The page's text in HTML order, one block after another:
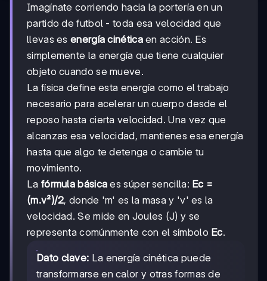
Imagínate corriendo hacia la portería en un
partido de futbol - toda esa velocidad que
llevas es energía cinéticaen acción. Es
simplemente la energía que tiene cualquier
objeto cuando se mueve.
La física define esta energía como el trabajo
necesario para acelerar un cuerpo desde el
reposo hasta cierta velocidad. Una vez que
alcanzas esa velocidad, mantienes esa energía
hasta que algo te detenga o cambie tu
movimiento.
La fórmula básica es súper sencilla: Ec =
(m.v²)/2, donde 'm' es la masa y 'v' es la
velocidad. Se mide en Joules (J) y se
representa comúnmente con el símbolo Ec.
Dato clave: La energía cinética puede
transformarse en calor y otras formas de